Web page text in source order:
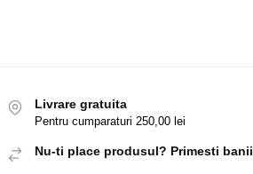
Livrare gratuita
Pentru cumparaturi 250,00 lei
Nu-ti place produsul? Primesti